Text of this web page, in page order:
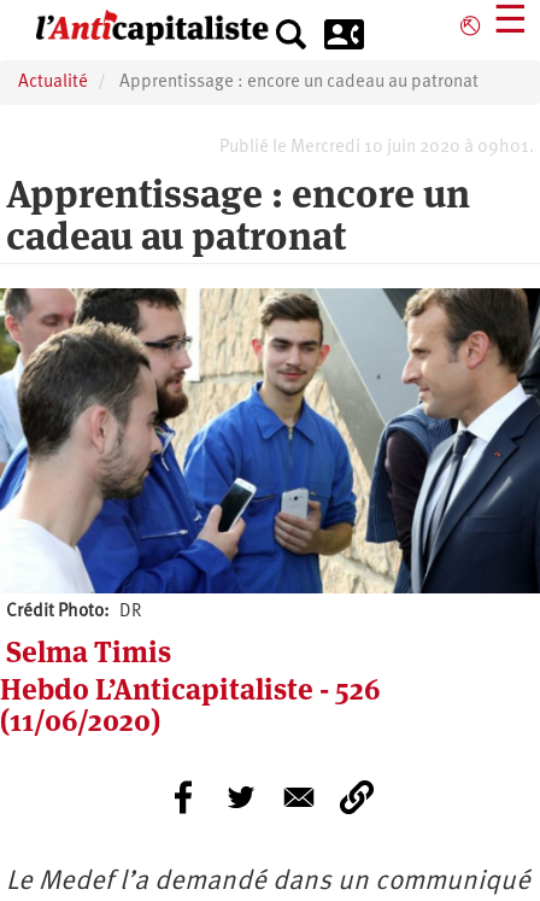
principal
⎋ ☰
Actualité Apprentissage : encore un cadeau au patronat
Publié le Mercredi 10 juin 2020 à 09h01.
Apprentissage : encore un
cadeau au patronat
Crédit Photo DR
Selma Timis
Hebdo L’Anticapitaliste - 526
(11/06/2020)
Le Medef l’a demandé dans un communiqué